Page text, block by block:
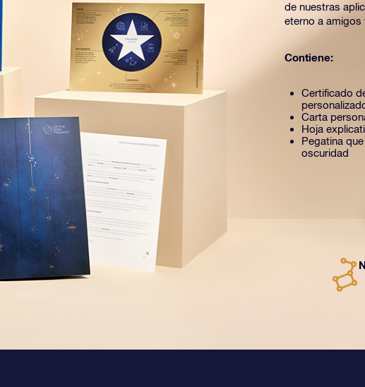
de nuestras
eterno a
Contiene:
Certificado
Carta
Hoja
Pegatina
oscuridad